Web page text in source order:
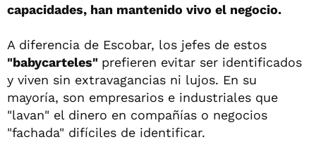
capacidades, han mantenido vivo el negocio.
A diferencia de Escobar, los jefes de estos
"babycarteles" prefieren evitar ser identificados
y viven sin extravagancias ni lujos. En su
mayoría, son empresarios e industriales que
"lavan" el dinero en compañías o negocios
"fachada" difíciles de identificar.